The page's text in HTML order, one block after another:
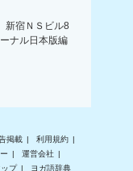
宿ＮＳビル8
ナル日本版編
掲載
利用規約
運営会社
プ ヨガ語辞典